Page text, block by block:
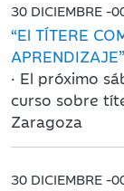
30 DICIEMBRE -
“El TÍTERE
· El próximo
curso sobre
Zaragoza
30 DICIEMBRE -